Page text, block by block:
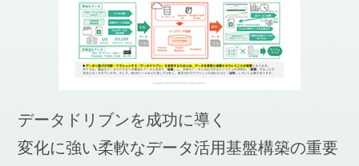
データドリブンを成功に導く
変化に強い柔軟なデータ活用基盤構築の重要